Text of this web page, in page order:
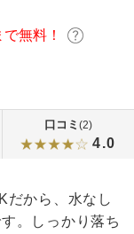
無料！
口コミ (2)
4.0
だから、水なし
。しっかり落ち